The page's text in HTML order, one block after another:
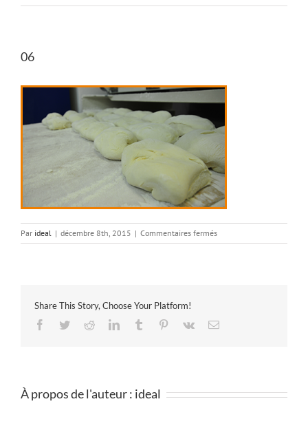
06
Par ideal | décembre 8th, 2015 | Commentaires ferméssur
06
Share This Story, Choose Your Platform!
Facebook
TwitterRedditLinkedInTumblr Pinterest
Vk Email
À propos de l'auteur : ideal